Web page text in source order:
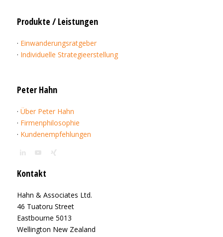
Produkte / Leistungen
· Einwanderungsratgeber
· Individuelle Strategieerstellung
Peter Hahn
· Über Peter Hahn
· Firmenphilosophie
· Kundenempfehlungen
Kontakt
Hahn & Associates Ltd.
46 Tuatoru Street
Eastbourne 5013
Wellington New Zealand